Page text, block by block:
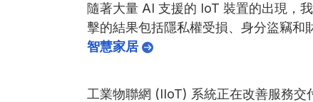
隨著大量 AI 支援的 IoT 裝置的出現，
擊的結果包括隱私權受損、身分盜竊和
智慧家居
工業物聯網 (IIoT) 系統正在改善服務交